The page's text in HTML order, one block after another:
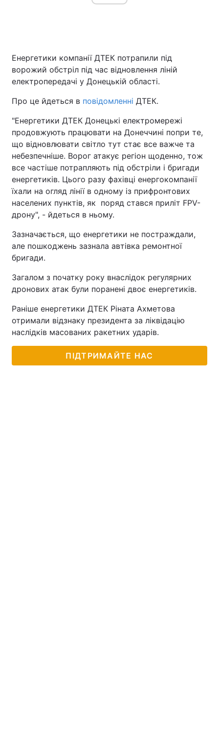
Енергетики компанії ДТЕК потрапили під
ворожий обстріл під час відновлення ліній
електропередачі у Донецькій області.
Про це йдеться в повідомленні ДТЕК.
"Енергетики ДТЕК Донецькі електромережі
продовжують працювати на Донеччині попри те,
що відновлювати світло тут стає все важче та
небезпечніше. Ворог атакує регіон щоденно, тож
все частіше потрапляють під обстріли і бригади
енергетиків. Цього разу фахівці енергокомпанії
їхали на огляд лінії в одному із прифронтових
населених пунктів, як поряд стався приліт FPV-
дрону", - йдеться в ньому.
Зазначається, що енергетики не постраждали,
але пошкоджень зазнала автівка ремонтної
бригади.
Загалом з початку року внаслідок регулярних
дронових атак були поранені двоє енергетиків.
Раніше енергетики ДТЕК Ріната Ахметова
отримали відзнаку президента за ліквідацію
наслідків масованих ракетних ударів.
ПІДТРИМАЙТЕ НАС